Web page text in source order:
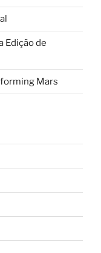
Edição de
Mars